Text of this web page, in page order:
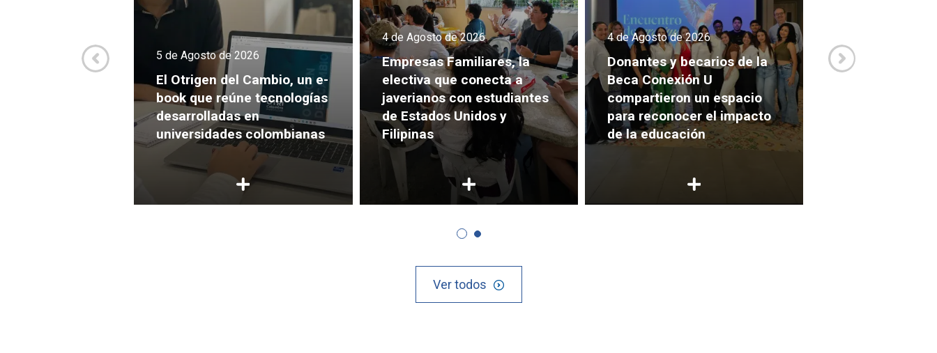
culmina el
5 de Agosto de 2026
El Otrigen del Cambio, un e-
book que reúne tecnologías
desarrolladas en
universidades colombianas
4 de Agosto de 2026
Empresas Familiares, la
electiva que conecta a
javerianos con estudiantes
de Estados Unidos y
Filipinas
4 de Agosto de 2026
Donantes y becarios de la
Beca Conexión U
compartieron un espacio
para reconocer el impacto
de la educación
3 de Agosto de 2026
Ver todos